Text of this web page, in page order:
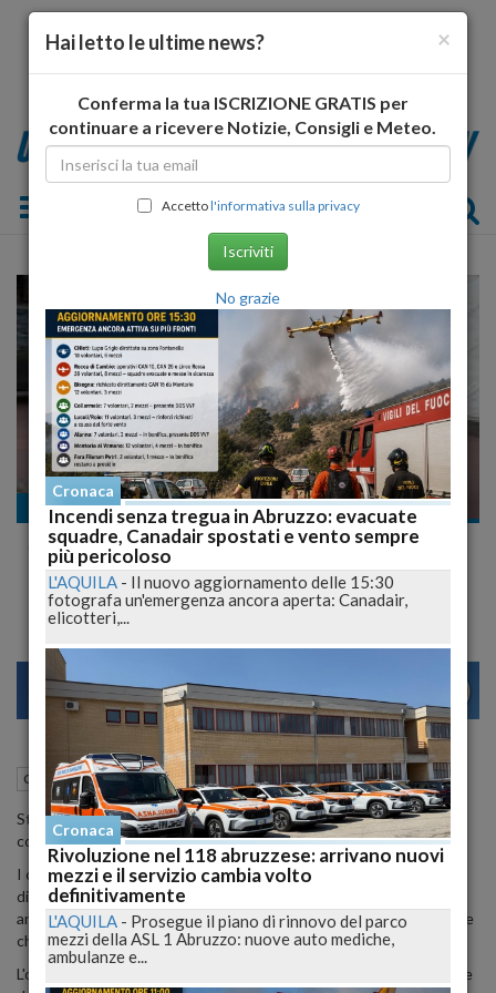
Toggle navigation
Cronaca
Stroncato traffico di droga per "Vip",
arresti in Abruzzo, marche e Sicilia
VENEZIA 24
Cronaca L'Aquila (AQ) 04 Agosto 2015 13:26
Stroncato un vasto traffico di sostanze stupefacenti che vede
coinvolta, in particolare, la costa abruzzese.
I carabinieri del Comando Carabinieri per la Tutela dell'Ambiente,
diretto dal colonnello Sergio Di Caprio, il capitano "Ultimo che
arresto' Toto' Riina, stanno eseguendo arresti e perquisizioni, oltre
che in Abruzzo, nelle Marche e in Sicilia.
L'operazione conclude una complessa indagine convenzionalmente
×
Hai letto le ultime news?
Conferma la tua ISCRIZIONE GRATIS per
continuare a ricevere Notizie, Consigli e Meteo.
Accettol'informativa sulla privacy
Iscriviti
No grazie
Cronaca
Incendi senza tregua in Abruzzo: evacuate
squadre, Canadair spostati e vento sempre
più pericoloso
L'AQUILA - Il nuovo aggiornamento delle 15:30
fotografa un'emergenza ancora aperta: Canadair,
elicotteri,...
Cronaca
Rivoluzione nel 118 abruzzese: arrivano nuovi
mezzi e il servizio cambia volto
definitivamente
L'AQUILA - Prosegue il piano di rinnovo del parco
mezzi della ASL 1 Abruzzo: nuove auto mediche,
ambulanze e...